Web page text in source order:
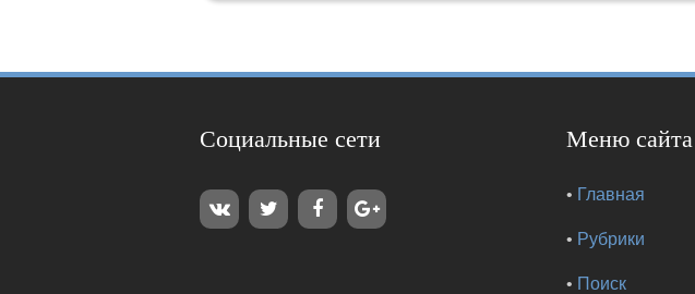
Социальные сети Меню сайта
• Главная
• Рубрики
• Поиск